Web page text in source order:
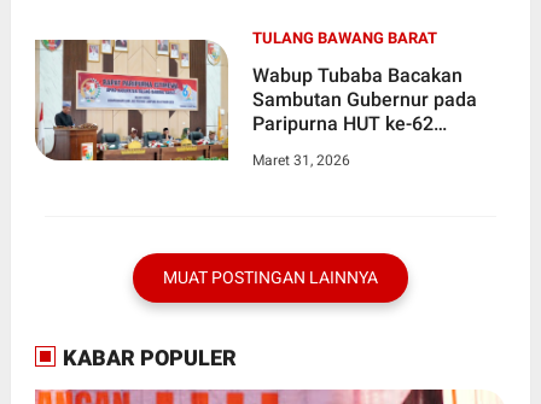
TULANG BAWANG BARAT
Wabup Tubaba Bacakan
Sambutan Gubernur pada
Paripurna HUT ke-62
Maret 31, 2026
MUAT POSTINGAN LAINNYA
KABAR POPULER